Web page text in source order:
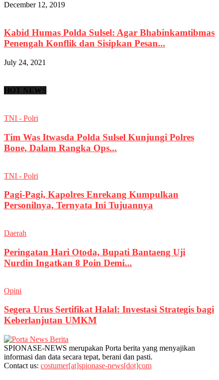
December 12, 2019
Kabid Humas Polda Sulsel: Agar Bhabinkamtibmas
Penengah Konflik dan Sisipkan Pesan...
July 24, 2021
HOT NEWS
TNI - Polri
Tim Was Itwasda Polda Sulsel Kunjungi Polres
Bone, Dalam Rangka Ops...
TNI - Polri
Pagi-Pagi, Kapolres Enrekang Kumpulkan
Personilnya, Ternyata Ini Tujuannya
Daerah
Peringatan Hari Otoda, Bupati Bantaeng Uji
Nurdin Ingatkan 8 Poin Demi...
Opini
Segera Urus Sertifikat Halal: Investasi Strategis bagi
Keberlanjutan UMKM
SPIONASE-NEWS merupakan Porta berita yang menyajikan
informasi dan data secara tepat, berani dan pasti.
Contact us: costumer[at]spionase-news[dot]com